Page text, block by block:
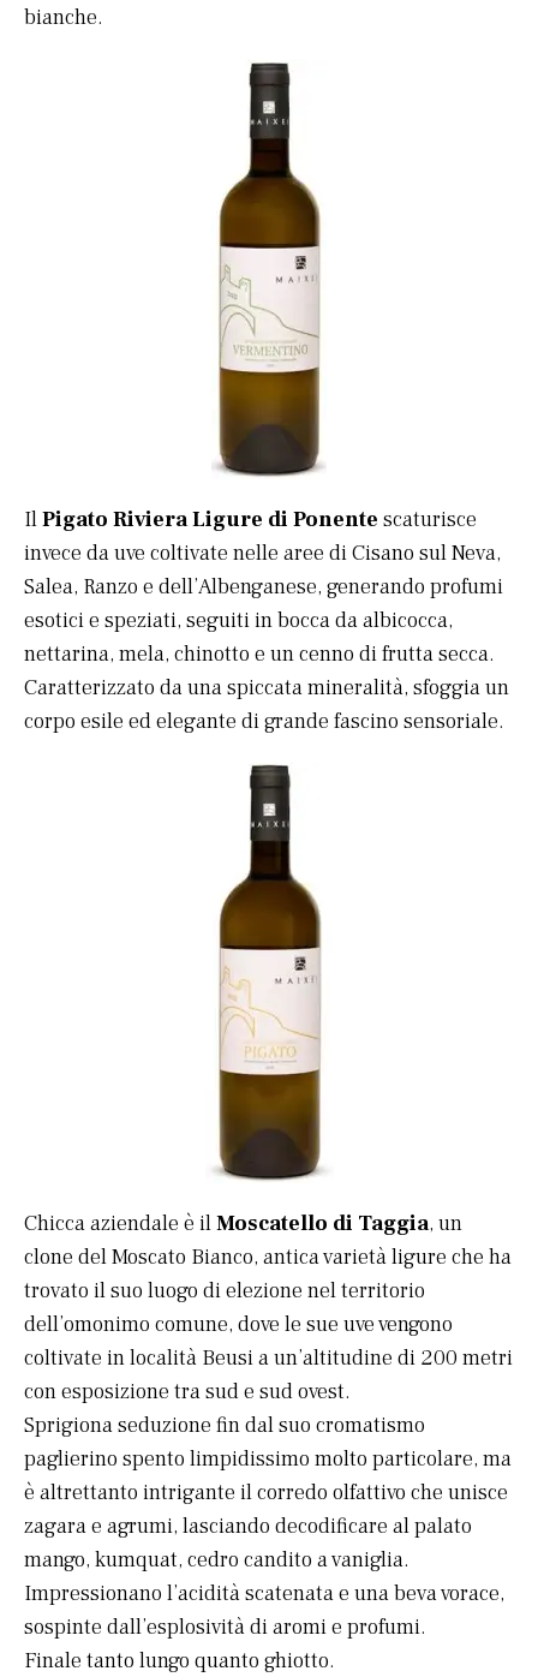
bianche.
IlPigato Riviera Ligure di Ponente scaturisce
invece da uve coltivate nelle aree di Cisano sul Neva,
Salea, Ranzo e dell’Albenganese, generando profumi
esotici e speziati, seguiti in bocca da albicocca,
nettarina, mela, chinotto e un cenno di frutta secca.
Caratterizzato da una spiccata mineralità, sfoggia un
corpo esile ed elegante di grande fascino sensoriale.
Chicca aziendale è ilMoscatello di Taggia, un
clone del Moscato Bianco, antica varietà ligure che ha
trovato il suo luogo di elezione nel territorio
dell’omonimo comune, dove le sue uve vengono
coltivate in località Beusi a un’altitudine di 200 metri
con esposizione tra sud e sud ovest.
Sprigiona seduzione fin dal suo cromatismo
paglierino spento limpidissimo molto particolare, ma
è altrettanto intrigante il corredo olfattivo che unisce
zagara e agrumi, lasciando decodificare al palato
mango, kumquat, cedro candito a vaniglia.
Impressionano l’acidità scatenata e una beva vorace,
sospinte dall’esplosività di aromi e profumi.
Finale tanto lungo quanto ghiotto.